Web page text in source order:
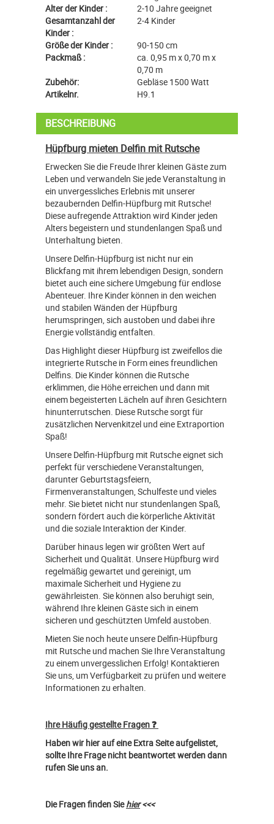
Alter der Kinder :
2-10 Jahre geeignet
Gesamtanzahl der
Kinder :
2-4 Kinder
Größe der Kinder :
90-150 cm
Packmaß :
ca. 0,95 m x 0,70 m x
0,70 m
Zubehör:
Gebläse 1500 Watt
Artikelnr.
H9.1
BESCHREIBUNG
Hüpfburg mieten Delfin mit Rutsche
Erwecken Sie die Freude Ihrer kleinen Gäste zum
Leben und verwandeln Sie jede Veranstaltung in
ein unvergessliches Erlebnis mit unserer
bezaubernden Delfin-Hüpfburg mit Rutsche!
Diese aufregende Attraktion wird Kinder jeden
Alters begeistern und stundenlangen Spaß und
Unterhaltung bieten.
Unsere Delfin-Hüpfburg ist nicht nur ein
Blickfang mit ihrem lebendigen Design, sondern
bietet auch eine sichere Umgebung für endlose
Abenteuer. Ihre Kinder können in den weichen
und stabilen Wänden der Hüpfburg
herumspringen, sich austoben und dabei ihre
Energie vollständig entfalten.
Das Highlight dieser Hüpfburg ist zweifellos die
integrierte Rutsche in Form eines freundlichen
Delfins. Die Kinder können die Rutsche
erklimmen, die Höhe erreichen und dann mit
einem begeisterten Lächeln auf ihren Gesichtern
hinunterrutschen. Diese Rutsche sorgt für
zusätzlichen Nervenkitzel und eine Extraportion
Spaß!
Unsere Delfin-Hüpfburg mit Rutsche eignet sich
perfekt für verschiedene Veranstaltungen,
darunter Geburtstagsfeiern,
Firmenveranstaltungen, Schulfeste und vieles
mehr. Sie bietet nicht nur stundenlangen Spaß,
sondern fördert auch die körperliche Aktivität
und die soziale Interaktion der Kinder.
Darüber hinaus legen wir größten Wert auf
Sicherheit und Qualität. Unsere Hüpfburg wird
regelmäßig gewartet und gereinigt, um
maximale Sicherheit und Hygiene zu
gewährleisten. Sie können also beruhigt sein,
während Ihre kleinen Gäste sich in einem
sicheren und geschützten Umfeld austoben.
Mieten Sie noch heute unsere Delfin-Hüpfburg
mit Rutsche und machen Sie Ihre Veranstaltung
zu einem unvergesslichen Erfolg! Kontaktieren
Sie uns, um Verfügbarkeit zu prüfen und weitere
Informationen zu erhalten.
Ihre Häufig gestellte Fragen ❓
Haben wir hier auf eine Extra Seite aufgelistet,
sollte Ihre Frage nicht beantwortet werden dann
rufen Sie uns an.
Die Fragen finden Siehier<<<